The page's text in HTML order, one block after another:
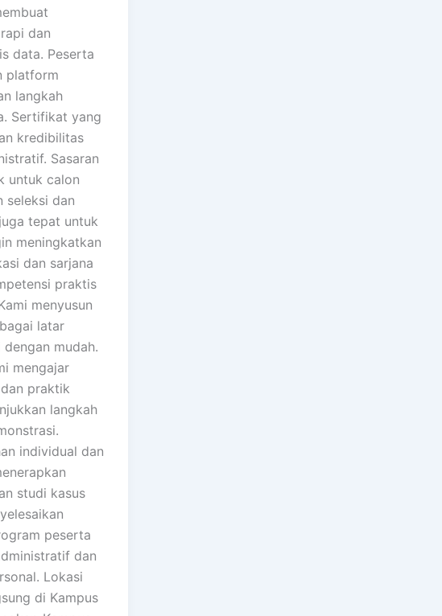
dan
data. Peserta
platform
langkah
Sertifikat yang
kredibilitas
Sasaran
untuk calon
seleksi dan
tepat untuk
meningkatkan
dan sarjana
praktis
menyusun
latar
mudah.
mengajar
praktik
langkah
individual dan
studi kasus
peserta
dan
Lokasi
di Kampus